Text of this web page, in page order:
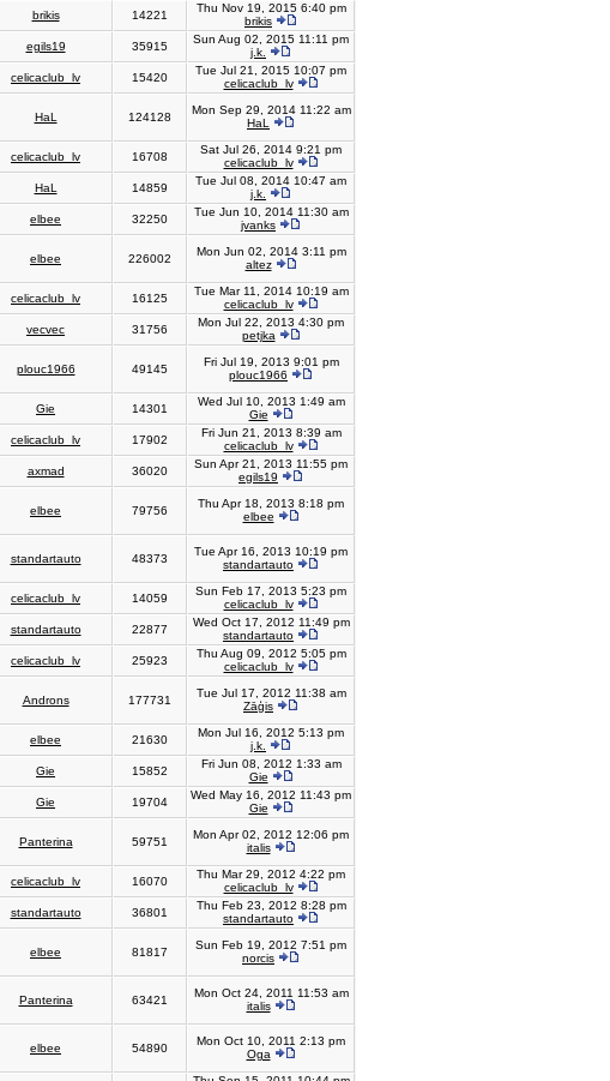
brikis 14221
Thu Nov 19, 2015 6:40 pm
brikis
egils19 35915
Sun Aug 02, 2015 11:11 pm
j.k.
celicaclub_lv 15420
Tue Jul 21, 2015 10:07 pm
celicaclub_lv
HaL 124128
Mon Sep 29, 2014 11:22 am
HaL
celicaclub_lv 16708
Sat Jul 26, 2014 9:21 pm
celicaclub_lv
HaL 14859
Tue Jul 08, 2014 10:47 am
j.k.
elbee 32250
Tue Jun 10, 2014 11:30 am
jvanks
elbee 226002
Mon Jun 02, 2014 3:11 pm
altez
celicaclub_lv 16125
Tue Mar 11, 2014 10:19 am
celicaclub_lv
vecvec 31756
Mon Jul 22, 2013 4:30 pm
petjka
plouc1966 49145
Fri Jul 19, 2013 9:01 pm
plouc1966
Gie 14301
Wed Jul 10, 2013 1:49 am
Gie
celicaclub_lv 17902
Fri Jun 21, 2013 8:39 am
celicaclub_lv
axmad 36020
Sun Apr 21, 2013 11:55 pm
egils19
elbee 79756
Thu Apr 18, 2013 8:18 pm
elbee
standartauto 48373
Tue Apr 16, 2013 10:19 pm
standartauto
celicaclub_lv 14059
Sun Feb 17, 2013 5:23 pm
celicaclub_lv
standartauto 22877
Wed Oct 17, 2012 11:49 pm
standartauto
celicaclub_lv 25923
Thu Aug 09, 2012 5:05 pm
celicaclub_lv
Androns 177731
Tue Jul 17, 2012 11:38 am
Zāģis
elbee 21630
Mon Jul 16, 2012 5:13 pm
j.k.
Gie 15852
Fri Jun 08, 2012 1:33 am
Gie
Gie 19704
Wed May 16, 2012 11:43 pm
Gie
Panterina 59751
Mon Apr 02, 2012 12:06 pm
italis
celicaclub_lv 16070
Thu Mar 29, 2012 4:22 pm
celicaclub_lv
standartauto 36801
Thu Feb 23, 2012 8:28 pm
standartauto
elbee 81817
Sun Feb 19, 2012 7:51 pm
norcis
Panterina 63421
Mon Oct 24, 2011 11:53 am
italis
elbee 54890
Mon Oct 10, 2011 2:13 pm
Oga